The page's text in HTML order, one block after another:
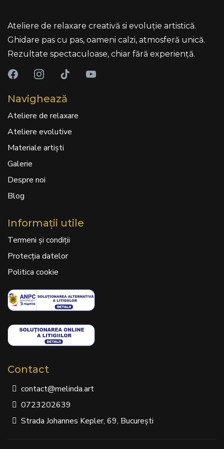
Ateliere de relaxare creativă si evoluție artistică.
Ghidare pas cu pas, oameni calzi, atmosferă unică.
Rezultate spectaculoase, chiar fără experiență.
Navighează
Ateliere de relaxare
Ateliere evolutive
Materiale artiști
Galerie
Despre noi
Blog
Informații utile
Termeni și condiții
Protecția datelor
Politica cookie
Contact
contact@melinda.art
0723202639
Strada Johannes Kepler, 69, București